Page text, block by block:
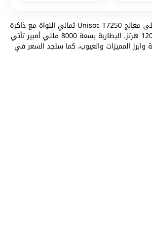
. يعتمد الهاتف على معالج Unisoc T7250 ثماني النواة مع ذاكرة
عشوائية 6 جيجابايت. الواجهة الامامية تضم شاشة LCD مقاس 6.8 بوصة بمعدل تحديث 120 هرتز. البطارية بسعة 8000 مللي أمبير تأتي
كاملة وابرز المميزات والعيوب، كما ستجد السعر في